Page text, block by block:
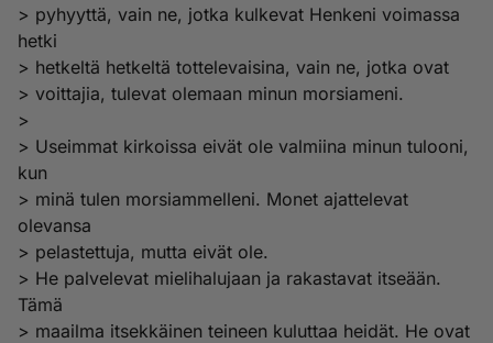
> pyhyyttä, vain ne, jotka kulkevat Henkeni voimassa
hetki
> hetkeltä hetkeltä tottelevaisina, vain ne, jotka ovat
> voittajia, tulevat olemaan minun morsiameni.
>
> Useimmat kirkoissa eivät ole valmiina minun tulooni,
kun
> minä tulen morsiammelleni. Monet ajattelevat
olevansa
> pelastettuja, mutta eivät ole.
> He palvelevat mielihalujaan ja rakastavat itseään.
Tämä
> maailma itsekkäinen teineen kuluttaa heidät. He ovat